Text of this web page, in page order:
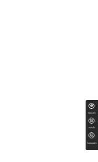
ทดลองขับ
สนใจซื้อ
ใบเสนอราคา